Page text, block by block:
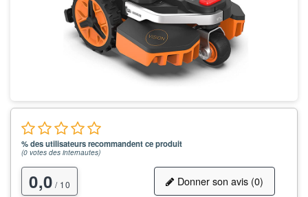
% des utilisateurs recommandent ce produit
(0 votes des internautes)
0,0 / 10 Donner son avis (0)